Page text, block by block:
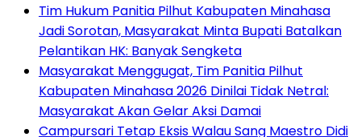
Tim Hukum Panitia Pilhut Kabupaten Minahasa
Jadi Sorotan, Masyarakat Minta Bupati Batalkan
Pelantikan HK: Banyak Sengketa
Masyarakat Menggugat, Tim Panitia Pilhut
Kabupaten Minahasa 2026 Dinilai Tidak Netral:
Masyarakat Akan Gelar Aksi Damai
Campursari Tetap Eksis Walau Sang Maestro Didi